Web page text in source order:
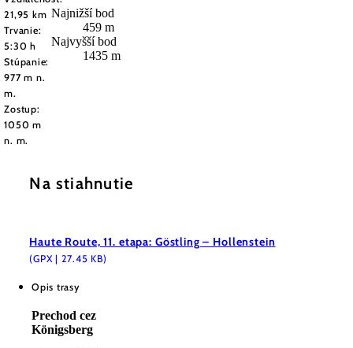
21,95 km
Trvanie:
5:30 h
Stúpanie:
977 m n.
m.
Zostup:
1050 m
n. m.
Najnižší bod
459 m
Najvyšší bod
1435 m
Na stiahnutie
Haute Route, 11. etapa: Göstling – Hollenstein
(GPX | 27.45 KB)
Opis trasy
Prechod cez
Königsberg